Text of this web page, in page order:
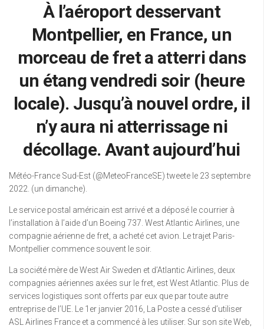
À l’aéroport desservant
Montpellier, en France, un
morceau de fret a atterri dans
un étang vendredi soir (heure
locale). Jusqu’à nouvel ordre, il
n’y aura ni atterrissage ni
décollage. Avant aujourd’hui
Météo-France Sud-Est (@MeteoFranceSE) tweete le 23 septembre
2022. (un dimanche).
Le service postal américain est arrivé et a déposé le courrier à
l’installation à l’aide d’un Boeing 737. West Atlantic Airlines, une
compagnie aérienne de fret, a acheté cet avion. Le trajet Paris-
Montpellier commence souvent le soir.
La société mère de West Air Sweden et d’Atlantic Airlines, deux
compagnies aériennes axées sur le fret, est West Atlantic. Plus de
services logistiques sont offerts par eux que par toute autre
entreprise de l’UE. Le 1er janvier 2016, La Poste a cessé d’utiliser
ASL Airlines France et a commencé à les utiliser. Sur son site Web,